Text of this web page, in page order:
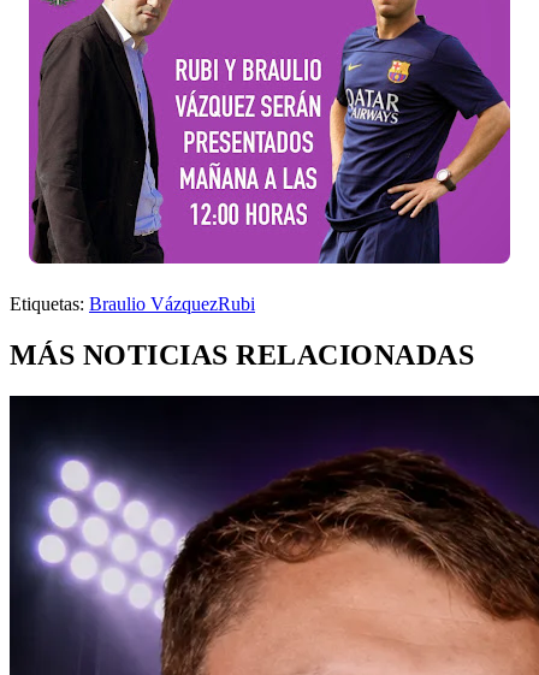
Etiquetas: Braulio VázquezRubi
MÁS NOTICIAS RELACIONADAS